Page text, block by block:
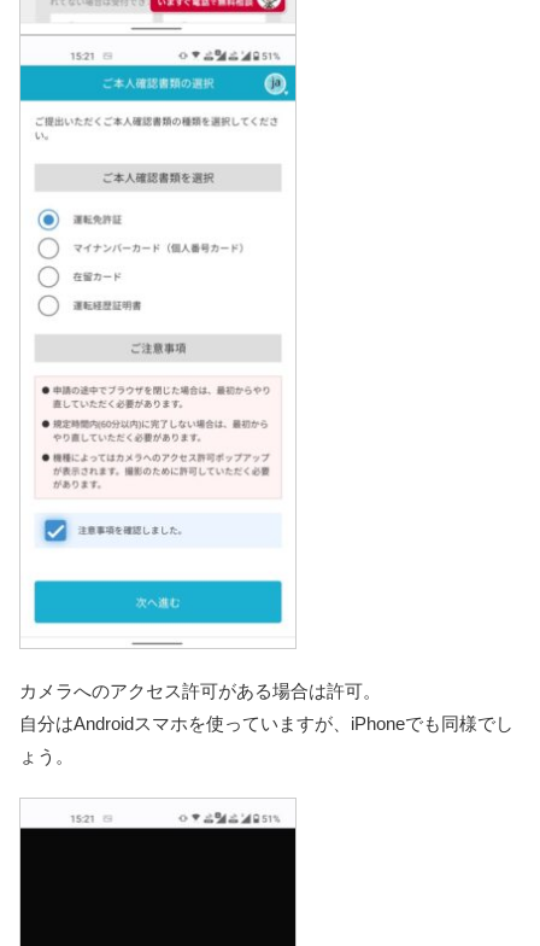
カメラへのアクセス許可がある場合は許可。
自分はAndroidスマホを使っていますが、iPhoneでも同様でし
ょう。